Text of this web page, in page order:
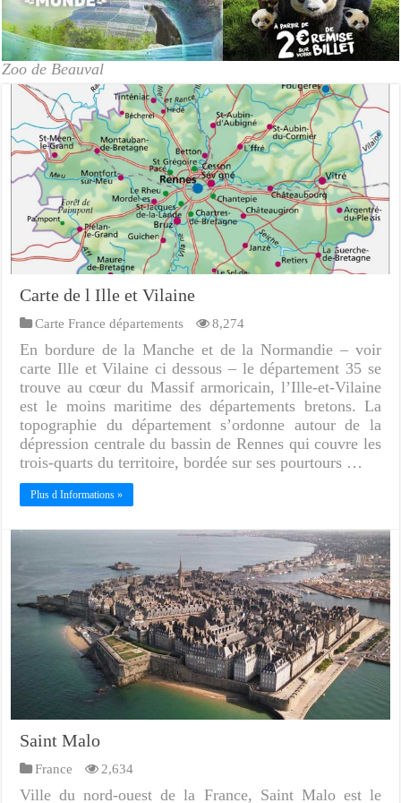
Zoo de Beauval
Carte de l Ille et Vilaine
Carte France départements 8,274
En bordure de la Manche et de la Normandie – voir
carte Ille et Vilaine ci dessous – le département 35 se
trouve au cœur du Massif armoricain, l’Ille-et-Vilaine
est le moins maritime des départements bretons. La
topographie du département s’ordonne autour de la
dépression centrale du bassin de Rennes qui couvre les
trois-quarts du territoire, bordée sur ses pourtours …
Plus d Informations »
Saint Malo
France 2,634
Ville du nord-ouest de la France, Saint Malo est le